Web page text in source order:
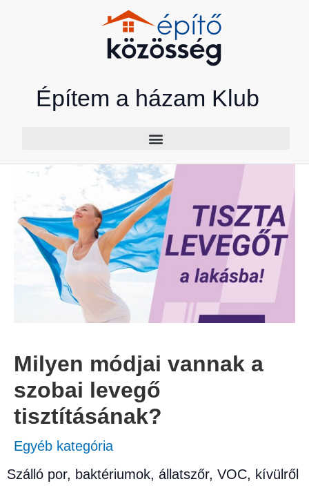
Építem a házam Klub
Milyen módjai vannak a
szobai levegő
tisztításának?
Egyéb kategória
Szálló por, baktériumok, állatszőr, VOC, kívülről